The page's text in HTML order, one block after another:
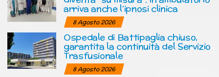
arriva anche l’ipnosi clinica
8 Agosto 2026
Ospedale di Battipaglia chiuso,
garantita la continuità del Servizio
Trasfusionale
8 Agosto 2026